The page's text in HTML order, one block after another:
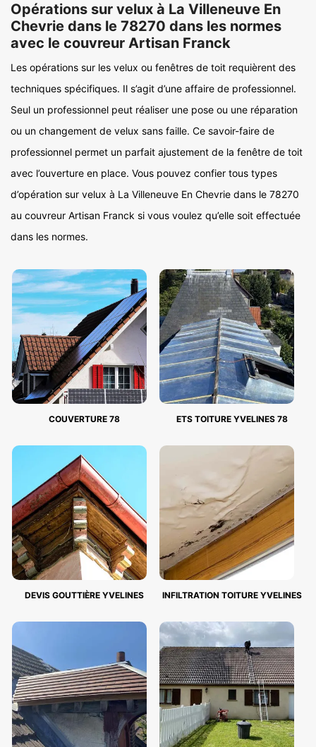
Opérations sur velux à La Villeneuve En
Chevrie dans le 78270 dans les normes
avec le couvreur Artisan Franck
Les opérations sur les velux ou fenêtres de toit requièrent des
techniques spécifiques. Il s’agit d’une affaire de professionnel.
Seul un professionnel peut réaliser une pose ou une réparation
ou un changement de velux sans faille. Ce savoir-faire de
professionnel permet un parfait ajustement de la fenêtre de toit
avec l’ouverture en place. Vous pouvez confier tous types
d’opération sur velux à La Villeneuve En Chevrie dans le 78270
au couvreur Artisan Franck si vous voulez qu’elle soit effectuée
dans les normes.
COUVERTURE 78 ETS TOITURE YVELINES 78
DEVIS GOUTTIÈRE YVELINES INFILTRATION TOITURE YVELINES